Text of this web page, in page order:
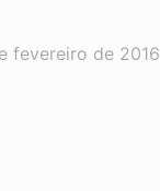
fevereiro de 2016